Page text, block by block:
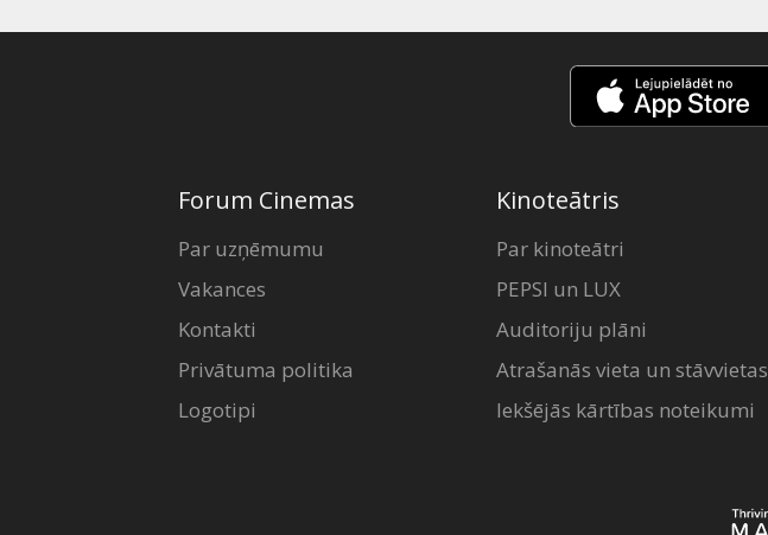
Forum Cinemas
Par uzņēmumu
Vakances
Kontakti
Privātuma politika
Logotipi
Kinoteātris
Par kinoteātri
PEPSI un LUX
Auditoriju plāni
Atrašanās vieta un stāvvietas
Iekšējās kārtības noteikumi